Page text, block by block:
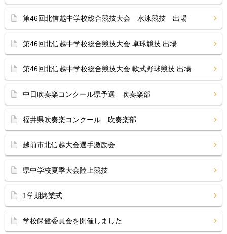
第46回北信越中学校総合競技大会 水泳競技 出場
第46回北信越中学校総合競技大会 卓球競技 出場
第46回北信越中学校総合競技大会 軟式野球競技 出場
中日吹奏楽コンクール県予選 吹奏楽部
福井県吹奏楽コンクール 吹奏楽部
越前市北信越大会選手激励会
県中学校夏季大会陸上競技
1学期終業式
学校保健委員会を開催しました